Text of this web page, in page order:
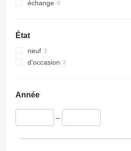
échange
État
neuf
d'occasion
Année
–